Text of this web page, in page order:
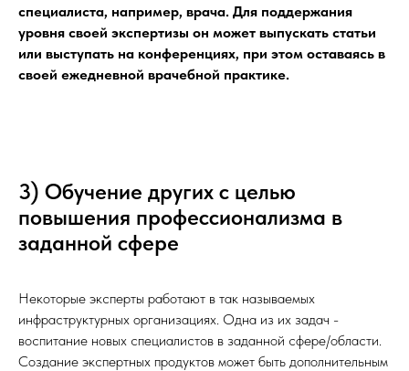
специалиста, например, врача. Для поддержания
уровня своей экспертизы он может выпускать статьи
или выступать на конференциях, при этом оставаясь в
своей ежедневной врачебной практике.
3) Обучение других с целью
повышения профессионализма в
заданной сфере
Некоторые эксперты работают в так называемых
инфраструктурных организациях. Одна из их задач -
воспитание новых специалистов в заданной сфере/области.
Создание экспертных продуктов может быть дополнительным